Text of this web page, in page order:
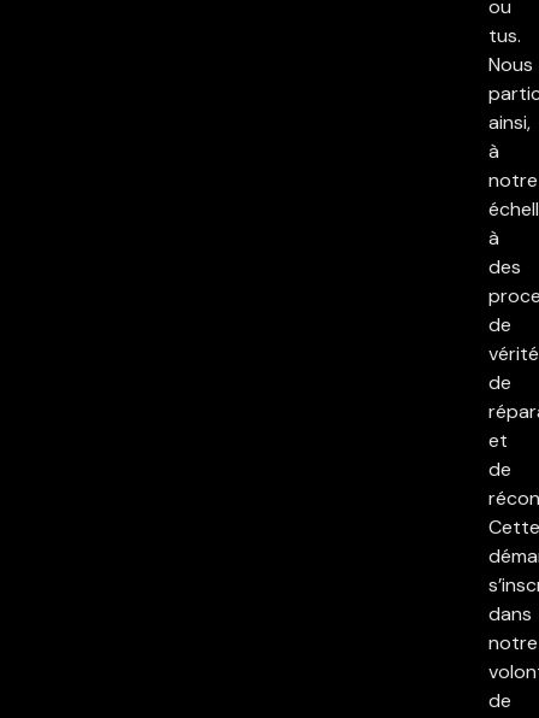
ou
tus.
Nous
ainsi,
à
notre
à
des
de
de
et
de
Cette
dans
notre
de